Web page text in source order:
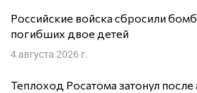
Российские войска сбросили
погибших двое детей
4 августа 2026 г.
Теплоход Росатома затонул